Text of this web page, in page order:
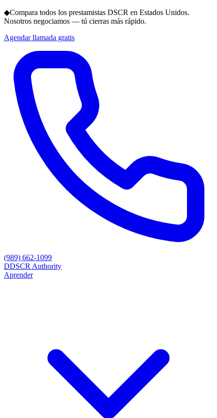
◆Compara todos los prestamistas DSCR en Estados Unidos.
Nosotros negociamos — tú cierras más rápido.
Agendar llamada gratis
(989) 662-1099
DDSCR Authority
Aprender